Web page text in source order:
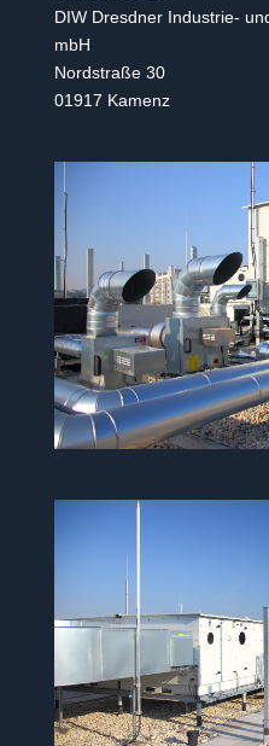
DIW Dresdner Industrie-
mbH
Nordstraße 30
01917 Kamenz